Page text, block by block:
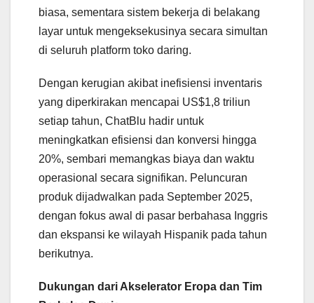
biasa, sementara sistem bekerja di belakang
layar untuk mengeksekusinya secara simultan
di seluruh platform toko daring.
Dengan kerugian akibat inefisiensi inventaris
yang diperkirakan mencapai US$1,8 triliun
setiap tahun, ChatBlu hadir untuk
meningkatkan efisiensi dan konversi hingga
20%, sembari memangkas biaya dan waktu
operasional secara signifikan. Peluncuran
produk dijadwalkan pada September 2025,
dengan fokus awal di pasar berbahasa Inggris
dan ekspansi ke wilayah Hispanik pada tahun
berikutnya.
Dukungan dari Akselerator Eropa dan Tim